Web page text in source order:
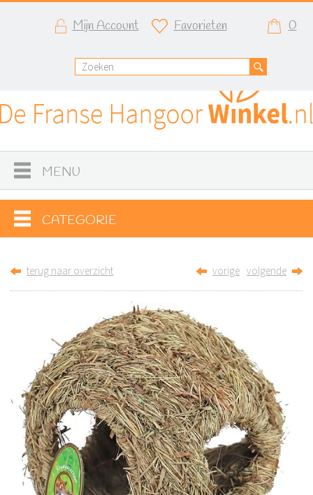
Mijn Account Favorieten 0
MENU
CATEGORIE
terug naar overzicht vorige volgende